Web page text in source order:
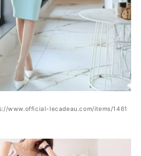
www.official-lecadeau.com/items/1461